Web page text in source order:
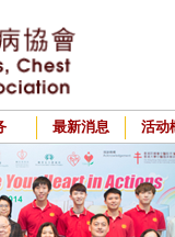
最新消息 活动